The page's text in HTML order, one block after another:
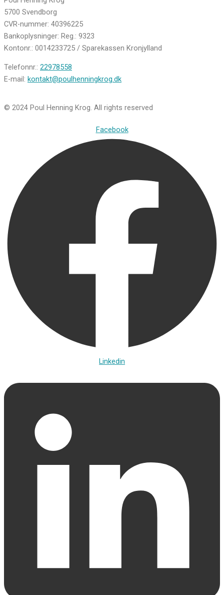
5700 Svendborg
CVR-nummer: 40396225
Bankoplysninger: Reg.: 9323
Kontonr.: 0014233725 / Sparekassen Kronjylland
Telefonnr.: 22978558
E-mail: kontakt@poulhenningkrog.dk
© 2024 Poul Henning Krog. All rights reserved
Facebook
Linkedin